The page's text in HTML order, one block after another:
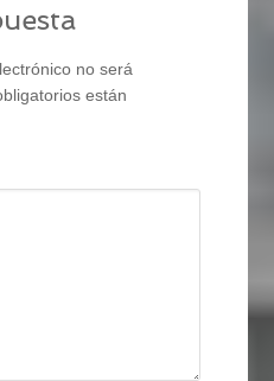
no será
están